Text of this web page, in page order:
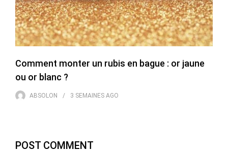
Comment monter un rubis en bague : or jaune
ou or blanc ?
ABSOLON 3 SEMAINES AGO
POST COMMENT